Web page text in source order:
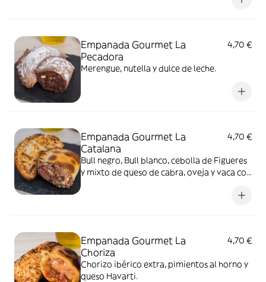
Empanada Gourmet La
Pecadora
4,70 €
Merengue, nutella y dulce de leche.
Empanada Gourmet La
Catalana
4,70 €
Bull negro, Bull blanco, cebolla de Figueres
y mixto de queso de cabra, oveja y vaca con
Empanada Gourmet La
Choriza
4,70 €
Chorizo ibérico extra, pimientos al horno y
queso Havarti.